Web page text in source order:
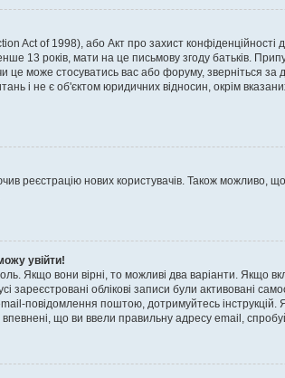
Act of 1998), або Акт про захист конфіденційності
13 років, мати на це письмову згоду батьків.
це може стосуватись вас або форуму, зверніться
і не є об'єктом юридичних відносин, окрім
реєстрацію нових користувачів. Також можливо,
увійти!
Якщо вони вірні, то можливі два варіанти. Якщо
зареєстровані облікові записи були активовані
повідомлення поштою, дотримуйтесь
що ви ввели правильну адресу email,